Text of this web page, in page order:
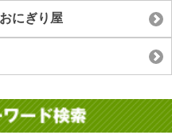
にぎり屋